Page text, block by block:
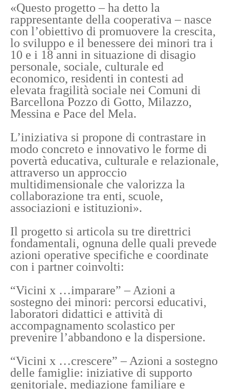
«Questo progetto – ha detto la
rappresentante della cooperativa – nasce
con l’obiettivo di promuovere la crescita,
lo sviluppo e il benessere dei minori tra i
10 e i 18 anni in situazione di disagio
personale, sociale, culturale ed
economico, residenti in contesti ad
elevata fragilità sociale nei Comuni di
Barcellona Pozzo di Gotto, Milazzo,
Messina e Pace del Mela.
L’iniziativa si propone di contrastare in
modo concreto e innovativo le forme di
povertà educativa, culturale e relazionale,
attraverso un approccio
multidimensionale che valorizza la
collaborazione tra enti, scuole,
associazioni e istituzioni».
Il progetto si articola su tre direttrici
fondamentali, ognuna delle quali prevede
azioni operative specifiche e coordinate
con i partner coinvolti:
“Vicini x …imparare” – Azioni a
sostegno dei minori: percorsi educativi,
laboratori didattici e attività di
accompagnamento scolastico per
prevenire l’abbandono e la dispersione.
“Vicini x …crescere” – Azioni a sostegno
delle famiglie: iniziative di supporto
genitoriale, mediazione familiare e